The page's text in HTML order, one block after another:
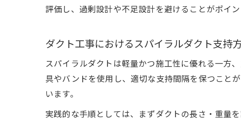
評価し、過剰設計や不足設計を避けることがポイン
ダクト工事におけるスパイラルダクト支持
スパイラルダクトは軽量かつ施工性に優れる一方
具やバンドを使用し、適切な支持間隔を保つこと
います。
実践的な手順としては、まずダクトの長さ・重量